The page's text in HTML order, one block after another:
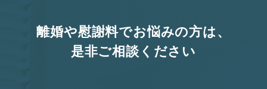
離婚や慰謝料でお悩みの方は、
是非ご相談ください